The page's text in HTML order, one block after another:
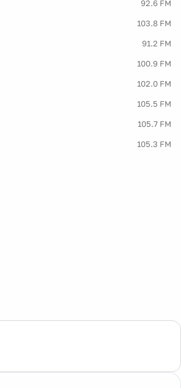
92.6 FM
103.8 FM
91.2 FM
100.9 FM
102.0 FM
105.5 FM
105.7 FM
105.3 FM